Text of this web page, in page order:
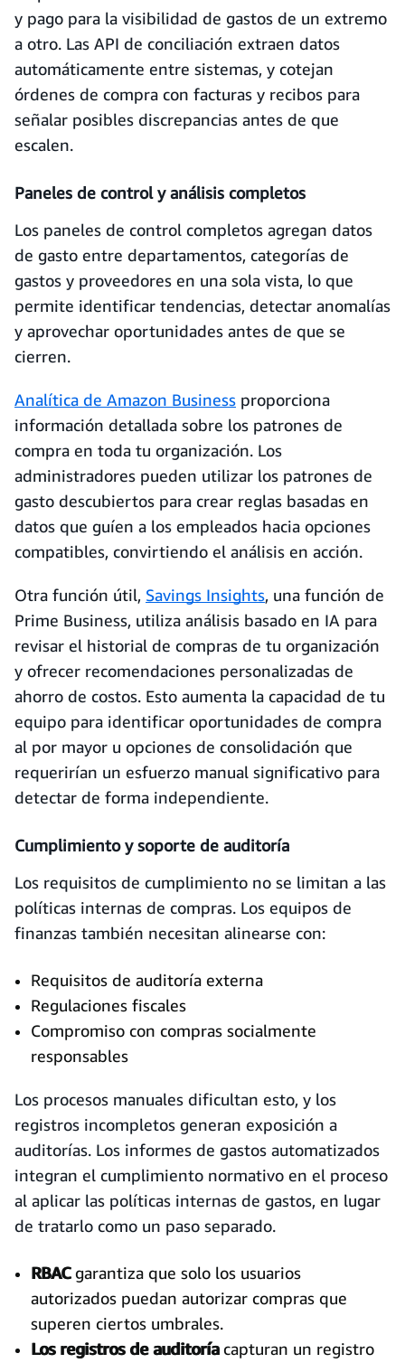
y pago para la visibilidad de gastos de un extremo
a otro. Las API de conciliación extraen datos
automáticamente entre sistemas, y cotejan
órdenes de compra con facturas y recibos para
señalar posibles discrepancias antes de que
escalen.
Paneles de control y análisis completos
Los paneles de control completos agregan datos
de gasto entre departamentos, categorías de
gastos y proveedores en una sola vista, lo que
permite identificar tendencias, detectar anomalías
y aprovechar oportunidades antes de que se
cierren.
Analítica de Amazon Business proporciona
información detallada sobre los patrones de
compra en toda tu organización. Los
administradores pueden utilizar los patrones de
gasto descubiertos para crear reglas basadas en
datos que guíen a los empleados hacia opciones
compatibles, convirtiendo el análisis en acción.
Otra función útil, Savings Insights, una función de
Prime Business, utiliza análisis basado en IA para
revisar el historial de compras de tu organización
y ofrecer recomendaciones personalizadas de
ahorro de costos. Esto aumenta la capacidad de tu
equipo para identificar oportunidades de compra
al por mayor u opciones de consolidación que
requerirían un esfuerzo manual significativo para
detectar de forma independiente.
Cumplimiento y soporte de auditoría
Los requisitos de cumplimiento no se limitan a las
políticas internas de compras. Los equipos de
finanzas también necesitan alinearse con:
Requisitos de auditoría externa
Regulaciones fiscales
Compromiso con compras socialmente
responsables
Los procesos manuales dificultan esto, y los
registros incompletos generan exposición a
auditorías. Los informes de gastos automatizados
integran el cumplimiento normativo en el proceso
al aplicar las políticas internas de gastos, en lugar
de tratarlo como un paso separado.
RBACgarantiza que solo los usuarios
autorizados puedan autorizar compras que
superen ciertos umbrales.
Los registros de auditoríacapturan un registro